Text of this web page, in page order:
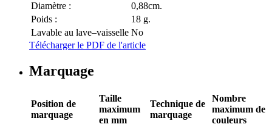
Diamètre :
0,88cm.
Poids :
18 g.
Lavable au lave–vaisselle No
Télécharger le PDF de l'article
Marquage
Position de
marquage
Taille
maximum
en mm
Technique de
marquage
Nombre
maximum de
couleurs